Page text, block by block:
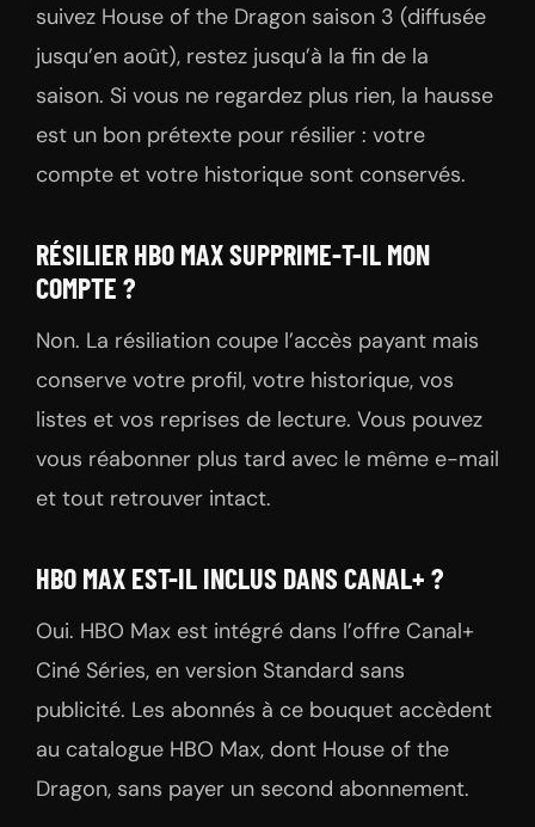
suivez House of the Dragon saison 3 (diffusée
jusqu’en août), restez jusqu’à la fin de la
saison. Si vous ne regardez plus rien, la hausse
est un bon prétexte pour résilier : votre
compte et votre historique sont conservés.
RÉSILIER HBO MAX SUPPRIME-T-IL MON
COMPTE ?
Non. La résiliation coupe l’accès payant mais
conserve votre profil, votre historique, vos
listes et vos reprises de lecture. Vous pouvez
vous réabonner plus tard avec le même e-mail
et tout retrouver intact.
HBO MAX EST-IL INCLUS DANS CANAL+ ?
Oui. HBO Max est intégré dans l’offre Canal+
Ciné Séries, en version Standard sans
publicité. Les abonnés à ce bouquet accèdent
au catalogue HBO Max, dont House of the
Dragon, sans payer un second abonnement.